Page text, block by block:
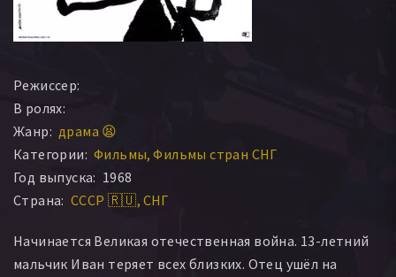
Режиссер:
В ролях:
Жанр: драма 😫
Категории: Фильмы Фильмы стран СНГ
Год выпуска: 1968
Страна: СССР 🇷🇺 СНГ
Начинается Великая отечественная война. 13-летний
мальчик Иван теряет всех близких. Отец ушёл на